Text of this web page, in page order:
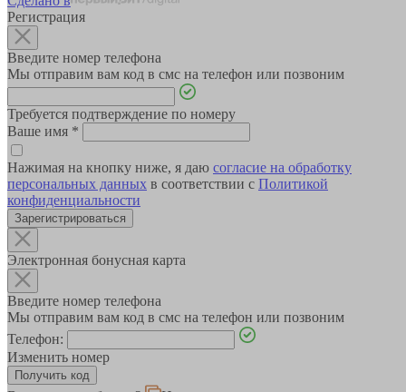
Регистрация
Введите номер телефона
Мы отправим вам код в смс на телефон или позвоним
Требуется подтверждение по номеру
Ваше имя *
Нажимая на кнопку ниже, я даю согласие на обработку
персональных данных в соответствии с Политикой
конфиденциальности
Зарегистрироваться
Электронная бонусная карта
Введите номер телефона
Мы отправим вам код в смс на телефон или позвоним
Телефон:
Изменить номер